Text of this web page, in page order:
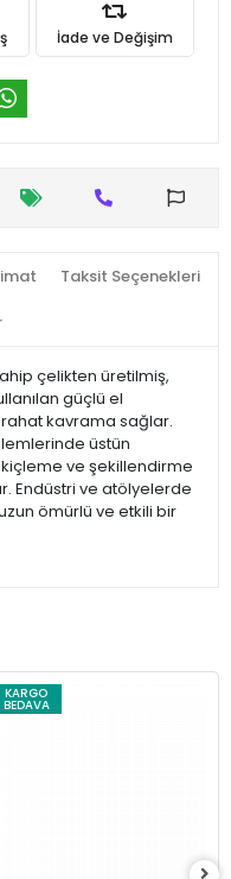
İade ve Değişim
Taksit Seçenekleri
çelikten üretilmiş,
güçlü el
rahat kavrama sağlar.
üstün
ve şekillendirme
Endüstri ve atölyelerde
ömürlü ve etkili bir
KARGO
BEDAVA